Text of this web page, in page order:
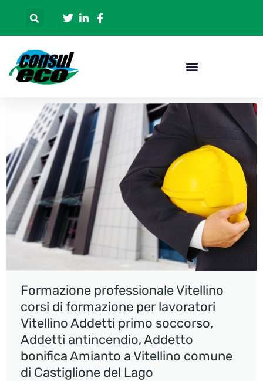
Formazione professionale Vitellino
corsi di formazione per lavoratori
Vitellino Addetti primo soccorso,
Addetti antincendio, Addetto
bonifica Amianto a Vitellino comune
di Castiglione del Lago